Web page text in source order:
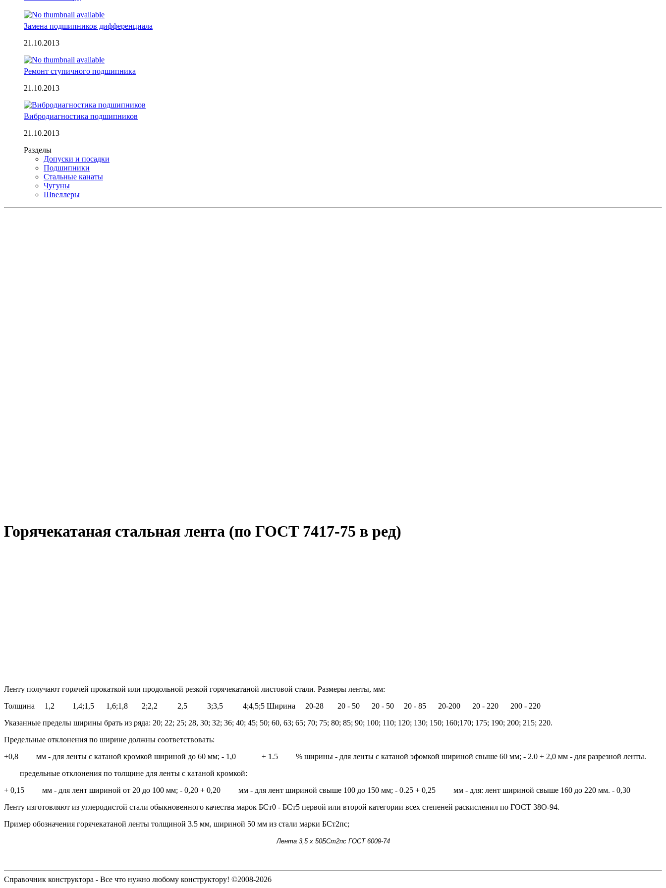
Замена подшипников дифференциала
21.10.2013
Ремонт ступичного подшипника
21.10.2013
Вибродиагностика подшипников
21.10.2013
Разделы
Допуски и посадки
Подшипники
Стальные канаты
Чугуны
Швеллеры
Горячекатаная стальная лента (по ГОСТ 7417-75 в ред)
Ленту получают горячей прокаткой или продольной резкой горячекатаной листовой стали. Размеры ленты, мм:
Толщина 1,2 1,4;1,5 1,6;1,8 2;2,2 2,5 3;3,5 4;4,5;5 Ширина 20-28 20 - 50 20 - 50 20 - 85 20-200 20 - 220 200 - 220
Указанные пределы ширины брать из ряда: 20; 22; 25; 28, 30; 32; 36; 40; 45; 50; 60, 63; 65; 70; 75; 80; 85; 90; 100; 110; 120; 130; 150; 160;170; 175; 190; 200; 215; 220.
Предельные отклонения по ширине должны соответствовать:
+0,8
мм - для ленты с катаной кромкой шириной до 60 мм; - 1,0 + 1.5 % ширины - для ленты с катаной эфомкой шириной свыше 60 мм; - 2.0 + 2,0 мм - для разрезной ленты.
предельные отклонения по толщине для ленты с катаной кромкой:
+ 0,15 мм - для лент шириной от 20 до 100 мм; - 0,20 + 0,20 мм - для лент шириной свыше 100 до 150 мм; - 0.25 + 0,25 мм - для: лент шириной свыше 160 до 220 мм. - 0,30
Ленту изготовляют из углеродистой стали обыкновенного качества марок БСт0 - БСт5 первой или второй категории всех степеней раскисленил по ГОСТ 38O-94.
Пример обозначения горячекатаной ленты толщиной 3.5 мм, шириной 50 мм из стали марки БСт2пс;
Лента 3,5 х 50БСт2пс ГОСТ 6009-74
Справочник конструктора - Все что нужно любому конструктору! ©2008-2026